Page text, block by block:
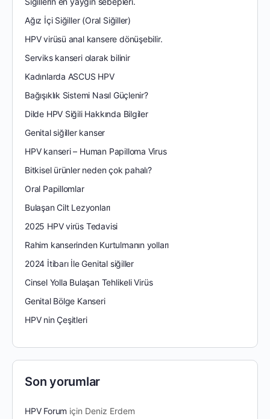
Ağız İçi Siğiller (Oral Siğiller)
HPV virüsü anal kansere dönüşebilir.
Serviks kanseri olarak bilinir
Kadınlarda ASCUS HPV
Bağışıklık Sistemi Nasıl Güçlenir?
Dilde HPV Siğili Hakkında Bilgiler
Genital siğiller kanser
HPV kanseri – Human Papilloma Virus
Bitkisel ürünler neden çok pahalı?
Oral Papillomlar
Bulaşan Cilt Lezyonları
2025 HPV virüs Tedavisi
Rahim kanserinden Kurtulmanın yolları
2024 İtibarı İle Genital siğiller
Cinsel Yolla Bulaşan Tehlikeli Virüs
Genital Bölge Kanseri
HPV nin Çeşitleri
Son yorumlar
HPV Forum için Deniz Erdem